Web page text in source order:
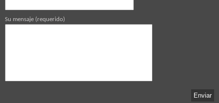
Su mensaje (requerido)